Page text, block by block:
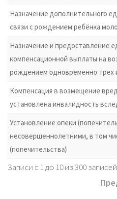
Назначение дополнительного
связи с рождением ребёнка
Назначение и предоставление
компенсационной выплаты на
рождением одновременно трех
Компенсация в возмещение
установлена инвалидность
Установление опеки
несовершеннолетними, в том
(попечительства)
Записи с 1 до 10 из 300 записей